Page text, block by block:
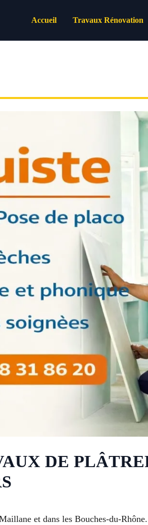
Accueil Travaux Rénovation
DE
et dans les Bouches-du-